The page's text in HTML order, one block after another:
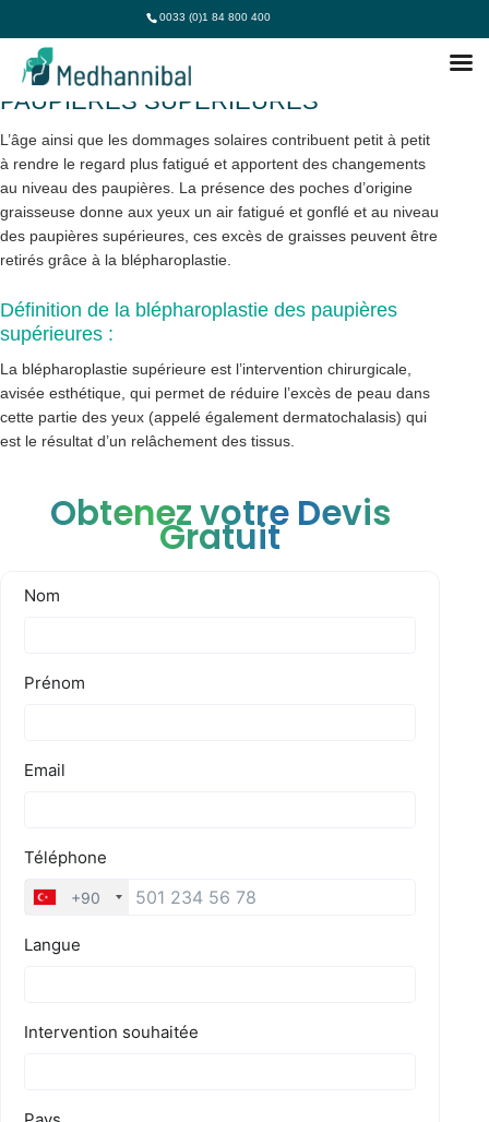
0033 (0)1 84 800 400
LA BLÉPHAROPLASTIE DES
PAUPIÈRES SUPÉRIEURES
L’âge ainsi que les dommages solaires contribuent petit à petit
à rendre le regard plus fatigué et apportent des changements
au niveau des paupières. La présence des poches d’origine
graisseuse donne aux yeux un air fatigué et gonflé et au niveau
des paupières supérieures, ces excès de graisses peuvent être
retirés grâce à la blépharoplastie.
Définition de la blépharoplastie des paupières
supérieures :
La blépharoplastie supérieure est l’intervention chirurgicale,
avisée esthétique, qui permet de réduire l’excès de peau dans
cette partie des yeux (appelé également dermatochalasis) qui
est le résultat d’un relâchement des tissus.
Obtenez votre Devis
Gratuit